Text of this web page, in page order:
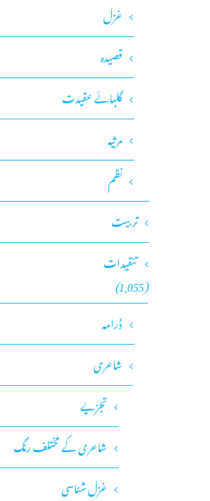
غزل
قصیدہ
گلہائے عقیدت
مرثیہ
نظم
تربیت
تنقیدات
(1,055)
ڈرامہ
شاعری
تجزیے
شاعری کے مختلف رنگ
غزل شناسی